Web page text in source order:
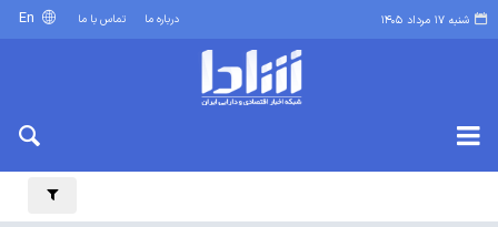
شنبه ۱۷ مرداد ۱۴۰۵ درباره ما تماس با ما